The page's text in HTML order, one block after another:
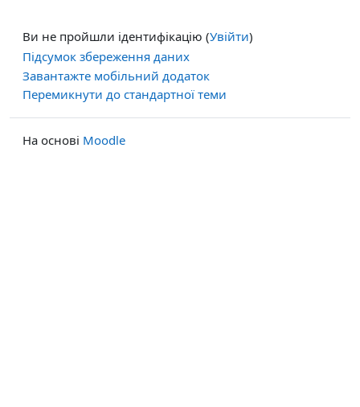
Ви не пройшли ідентифікацію (Увійти)
Підсумок збереження даних
Завантажте мобільний додаток
Перемикнути до стандартної теми
На основі Moodle